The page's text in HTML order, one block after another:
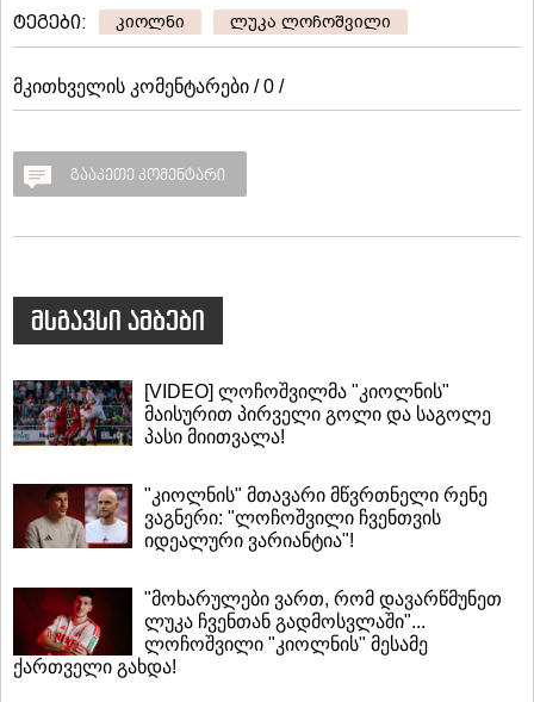
ტეგები: კიოლნი ლუკა ლოჩოშვილი
მკითხველის კომენტარები / 0 /
გააკეთე კომენტარი
მსგავსი ამბები
[VIDEO] ლოჩოშვილმა "კიოლნის"
მაისურით პირველი გოლი და საგოლე
პასი მიითვალა!
"კიოლნის" მთავარი მწვრთნელი რენე
ვაგნერი: "ლოჩოშვილი ჩვენთვის
იდეალური ვარიანტია"!
"მოხარულები ვართ, რომ დავარწმუნეთ
ლუკა ჩვენთან გადმოსვლაში"...
ლოჩოშვილი "კიოლნის" მესამე
ქართველი გახდა!